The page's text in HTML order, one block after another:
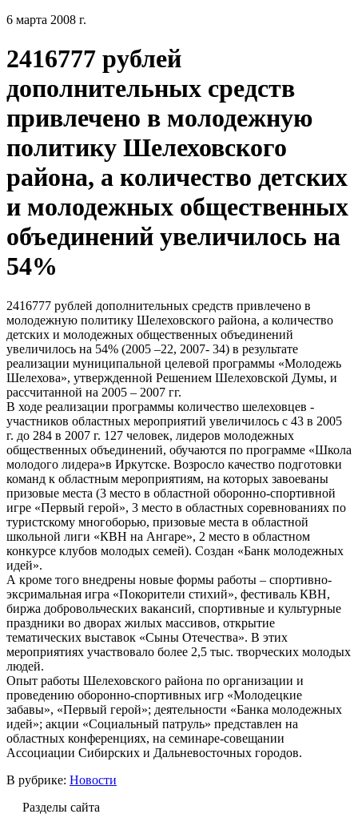
6 марта 2008 г.
2416777 рублей
дополнительных средств
привлечено в молодежную
политику Шелеховского
района, а количество детских
и молодежных общественных
объединений увеличилось на
54%
2416777 рублей дополнительных средств привлечено в
молодежную политику Шелеховского района, а количество
детских и молодежных общественных объединений
увеличилось на 54% (2005 –22, 2007- 34) в результате
реализации муниципальной целевой программы «Молодежь
Шелехова», утвержденной Решением Шелеховской Думы, и
рассчитанной на 2005 – 2007 гг.
В ходе реализации программы количество шелеховцев -
участников областных мероприятий увеличилось с 43 в 2005
г. до 284 в 2007 г. 127 человек, лидеров молодежных
общественных объединений, обучаются по программе «Школа
молодого лидера»в Иркутске. Возросло качество подготовки
команд к областным мероприятиям, на которых завоеваны
призовые места (3 место в областной оборонно-спортивной
игре «Первый герой», 3 место в областных соревнованиях по
туристскому многоборью, призовые места в областной
школьной лиги «КВН на Ангаре», 2 место в областном
конкурсе клубов молодых семей). Создан «Банк молодежных
идей».
А кроме того внедрены новые формы работы – спортивно-
эксримальная игра «Покорители стихий», фестиваль КВН,
биржа добровольческих вакансий, спортивные и культурные
праздники во дворах жилых массивов, открытие
тематических выставок «Сыны Отечества». В этих
мероприятиях участвовало более 2,5 тыс. творческих молодых
людей.
Опыт работы Шелеховского района по организации и
проведению оборонно-спортивных игр «Молодецкие
забавы», «Первый герой»; деятельности «Банка молодежных
идей»; акции «Социальный патруль» представлен на
областных конференциях, на семинаре-совещании
Ассоциации Сибирских и Дальневосточных городов.
В рубрике: Новости
Разделы сайта